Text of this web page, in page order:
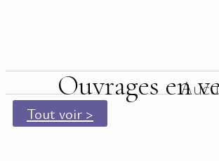
Ouvrages en
Tout voir >